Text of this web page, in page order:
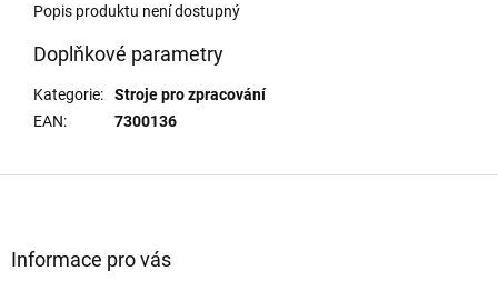
Popis produktu není dostupný
Doplňkové parametry
Kategorie:
Stroje pro zpracování
EAN: 7300136
Informace pro vás